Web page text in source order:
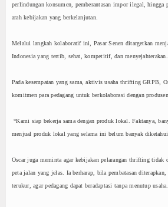
perlindungan konsumen, pemberantasan impor ilegal, hingga
arah kebijakan yang berkelanjutan.
Melalui langkah kolaboratif ini, Pasar Senen ditargetkan
Indonesia yang tertib, sehat, kompetitif, dan menyejahterakan.
Pada kesempatan yang sama, aktivis usaha thrifting GRPB,
komitmen para pedagang untuk berkolaborasi dengan
“Kami siap bekerja sama dengan produk lokal. Faktanya,
menjual produk lokal yang selama ini belum banyak diketahui
Oscar juga meminta agar kebijakan pelarangan thrifting tidak
peta jalan yang jelas. Ia berharap, bila pembatasan diterapkan,
terukur, agar pedagang dapat beradaptasi tanpa menutup usaha.